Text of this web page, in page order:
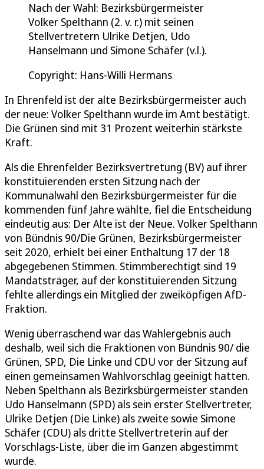
Nach der Wahl: Bezirksbürgermeister
Volker Spelthann (2. v. r.) mit seinen
Stellvertretern Ulrike Detjen, Udo
Hanselmann und Simone Schäfer (v.l.).
Copyright: Hans-Willi Hermans
In Ehrenfeld ist der alte Bezirksbürgermeister auch
der neue: Volker Spelthann wurde im Amt bestätigt.
Die Grünen sind mit 31 Prozent weiterhin stärkste
Kraft.
Als die Ehrenfelder Bezirksvertretung (BV) auf ihrer
konstituierenden ersten Sitzung nach der
Kommunalwahl den Bezirksbürgermeister für die
kommenden fünf Jahre wählte, fiel die Entscheidung
eindeutig aus: Der Alte ist der Neue. Volker Spelthann
von Bündnis 90/Die Grünen, Bezirksbürgermeister
seit 2020, erhielt bei einer Enthaltung 17 der 18
abgegebenen Stimmen. Stimmberechtigt sind 19
Mandatsträger, auf der konstituierenden Sitzung
fehlte allerdings ein Mitglied der zweiköpfigen AfD-
Fraktion.
Wenig überraschend war das Wahlergebnis auch
deshalb, weil sich die Fraktionen von Bündnis 90/ die
Grünen, SPD, Die Linke und CDU vor der Sitzung auf
einen gemeinsamen Wahlvorschlag geeinigt hatten.
Neben Spelthann als Bezirksbürgermeister standen
Udo Hanselmann (SPD) als sein erster Stellvertreter,
Ulrike Detjen (Die Linke) als zweite sowie Simone
Schäfer (CDU) als dritte Stellvertreterin auf der
Vorschlags-Liste, über die im Ganzen abgestimmt
wurde.